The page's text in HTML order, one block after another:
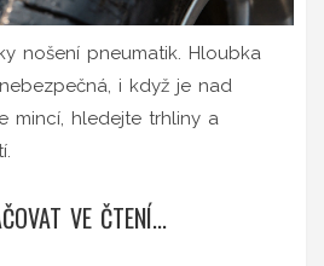
nošení pneumatik. Hloubka
i když je nad
mincí, hledejte trhliny a
VE ČTENÍ...